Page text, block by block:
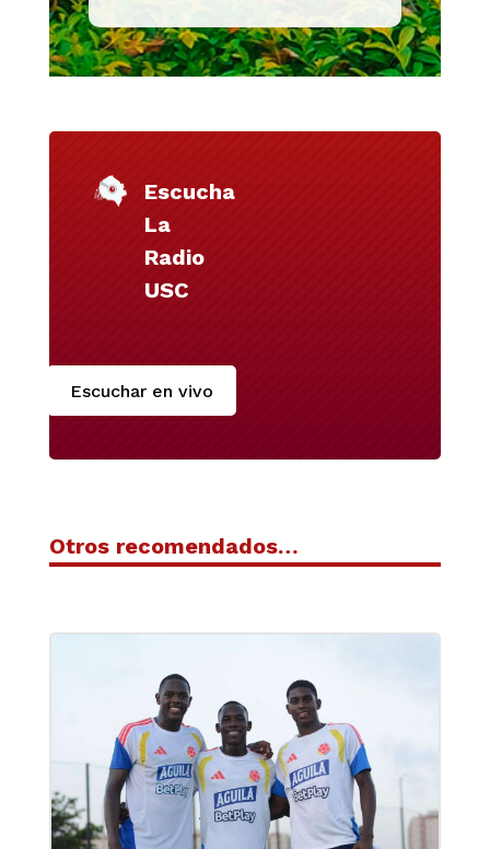
Escucha
La
Radio
USC
Escuchar en vivo
Otros recomendados…